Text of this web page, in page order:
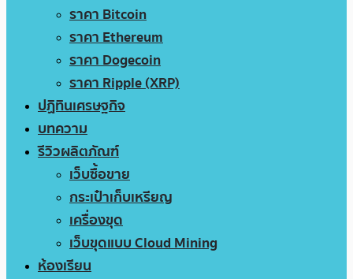
ราคา Bitcoin
ราคา Ethereum
ราคา Dogecoin
ราคา Ripple (XRP)
ปฏิทินเศรษฐกิจ
บทความ
รีวิวผลิตภัณฑ์
เว็บซื้อขาย
กระเป๋าเก็บเหรียญ
เครื่องขุด
เว็บขุดแบบ Cloud Mining
ห้องเรียน